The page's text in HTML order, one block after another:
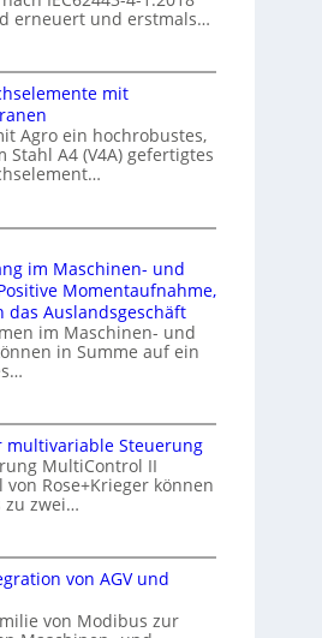
erneuert und erstmals…
mit
Agro ein hochrobustes,
Stahl A4 (V4A) gefertigtes
im Maschinen- und
Momentaufnahme,
das Auslandsgeschäft
im Maschinen- und
in Summe auf ein
Steuerung
MultiControl II
von Rose+Krieger können
zu zwei…
von AGV und
von Modibus zur